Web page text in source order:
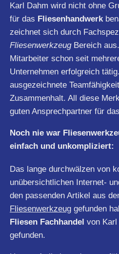
Karl Dahm wird nicht ohne
für das Fliesenhandwerk
zeichnet sich durch
FliesenwerkzeugBereich
Mitarbeiter schon seit
Unternehmen erfolgreich
ausgezeichnete
Zusammenhalt. All diese
guten Ansprechpartner für das
Noch nie war
einfach und unkompliziert:
Das lange durchwälzen von
unübersichtlichen Internet-
den passenden Artikel aus
Fliesenwerkzeug gefunden
Fliesen Fachhandel von Karl
gefunden.